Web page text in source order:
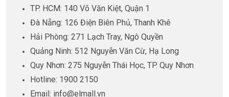
TP. HCM: 140 Võ Văn Kiệt, Quận 1
Đà Nẵng: 126 Điện Biên Phủ, Thanh Khê
Hải Phòng: 271 Lạch Tray, Ngô Quyền
Quảng Ninh: 512 Nguyễn Văn Cừ, Hạ Long
Quy Nhơn: 275 Nguyễn Thái Học, TP. Quy Nhơn
Hotline: 1900 2150
Email: info@elmall.vn